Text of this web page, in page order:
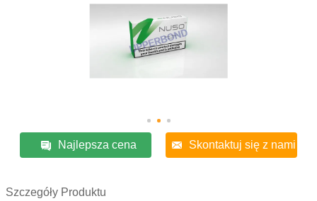
Najlepsza cena Skontaktuj się z nami
Szczegóły Produktu